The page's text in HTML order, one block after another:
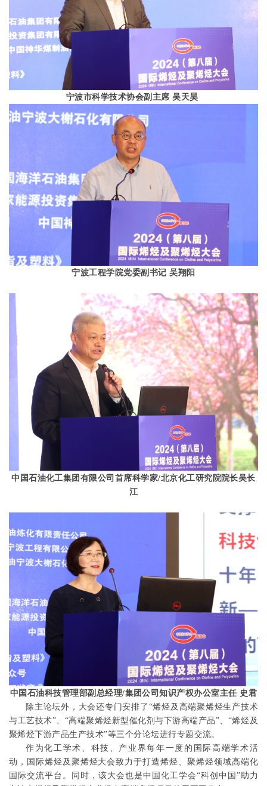
宁波市科学技术协会副主席 吴天昊
宁波工程学院党委副书记 吴翔阳
中国石油化工集团有限公司首席科学家/北京化工研究院院长吴长
江
中国石油科技管理部副总经理/集团公司知识产权办公室主任 史君
除主论坛外，大会还专门安排了 “烯烃及高端聚烯烃生产技术
与工艺技术” “高端聚烯烃新型催化剂与下游高端产品” “烯烃及
聚烯烃下游产品生产技术”等三个分论坛进行专题交流。
作为化工学术、科技、产业界每年一度的国际高端学术活
动，国际烯烃及聚烯烃大会致力于打造烯烃、聚烯烃领域高端化
国际交流平台。同时，该大会也是中国化工学会“科创中国 ”助力